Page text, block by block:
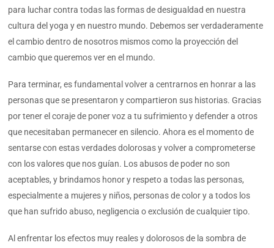
para luchar contra todas las formas de desigualdad en nuestra
cultura del yoga y en nuestro mundo. Debemos ser verdaderamente
el cambio dentro de nosotros mismos como la proyección del
cambio que queremos ver en el mundo.
Para terminar, es fundamental volver a centrarnos en honrar a las
personas que se presentaron y compartieron sus historias. Gracias
por tener el coraje de poner voz a tu sufrimiento y defender a otros
que necesitaban permanecer en silencio. Ahora es el momento de
sentarse con estas verdades dolorosas y volver a comprometerse
con los valores que nos guían. Los abusos de poder no son
aceptables, y brindamos honor y respeto a todas las personas,
especialmente a mujeres y niños, personas de color y a todos los
que han sufrido abuso, negligencia o exclusión de cualquier tipo.
Al enfrentar los efectos muy reales y dolorosos de la sombra de